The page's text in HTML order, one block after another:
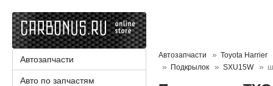
Автозапчасти
Toyota Harrier
Подкрылок
SXU15W
Автозапчасти
Авто по запчастям